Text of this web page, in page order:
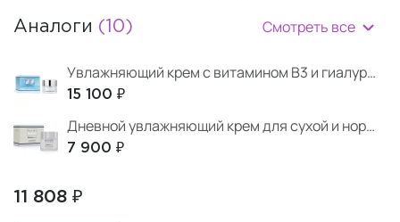
Аналоги (10) Смотреть все
Увлажняющий крем с витамином В3 и гиалуроновой кислотой
15 100 ₽
Дневной увлажняющий крем для сухой и нормальной кожи
7 900 ₽
11 808 ₽